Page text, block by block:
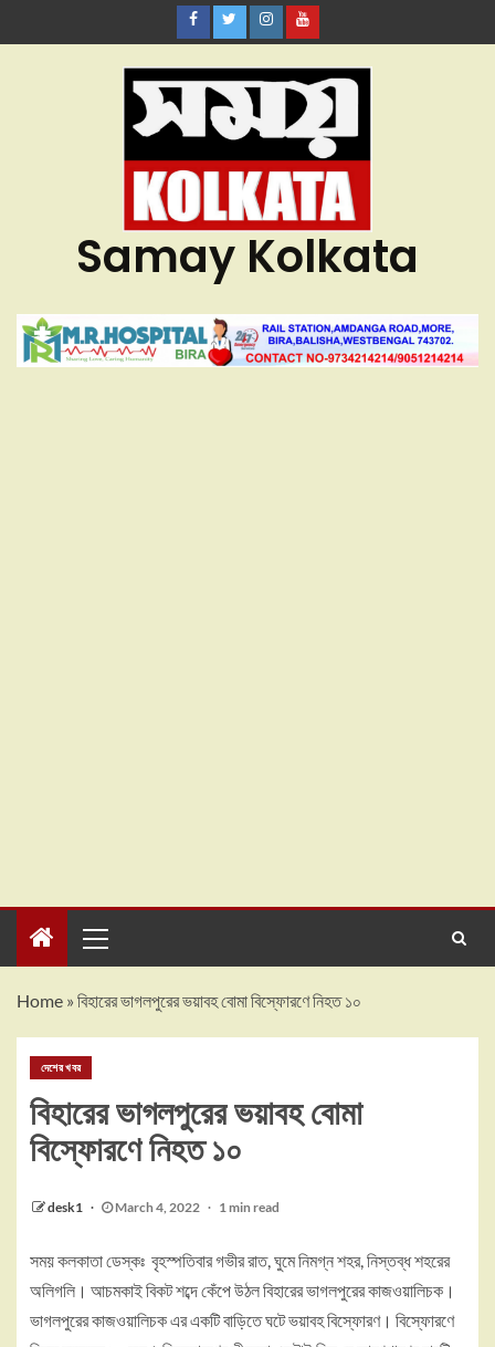
Samay Kolkata
Home » বিহারের ভাগলপুরের ভয়াবহ বোমা বিস্ফোরণে নিহত ১০
দেশের খবর
বিহারের ভাগলপুরের ভয়াবহ বোমা
বিস্ফোরণে নিহত ১০
desk1 March 4, 2022 1 min read
সময় কলকাতা ডেস্কঃ বৃহস্পতিবার গভীর রাত, ঘুমে নিমগ্ন শহর, নিস্তব্ধ শহরের
অলিগলি। আচমকাই বিকট শব্দে কেঁপে উঠল বিহারের ভাগলপুরের কাজওয়ালিচক।
ভাগলপুরের কাজওয়ালিচক এর একটি বাড়িতে ঘটে ভয়াবহ বিস্ফোরণ। বিস্ফোরণে